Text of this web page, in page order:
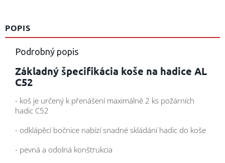
POPIS
Podrobný popis
Základný špecifikácia koše na hadice AL
C52
- koš je určený k přenášení maximálně 2 ks požárních
hadic C52
- odklápěcí bočnice nabízí snadné skládání hadic do koše
- pevná a odolná konštrukcia